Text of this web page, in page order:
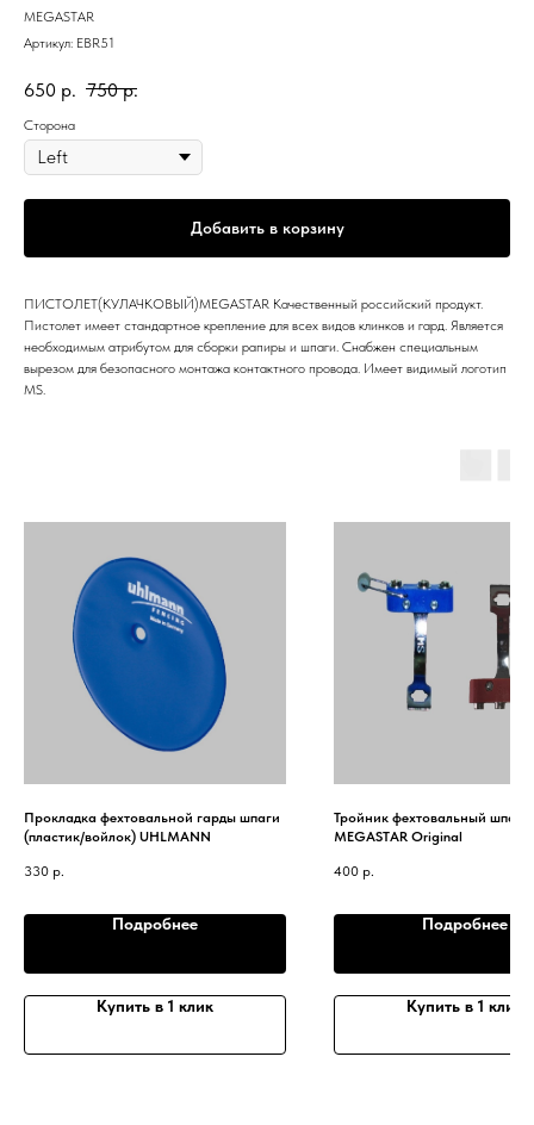
MEGASTAR
Артикул: EBR51
650 р. 750 р.
Сторона
Добавить в корзину
ПИСТОЛЕТ(КУЛАЧКОВЫЙ)MEGASTAR Качественный российский продукт.
Пистолет имеет стандартное крепление для всех видов клинков и гард. Является
необходимым атрибутом для сборки рапиры и шпаги. Снабжен специальным
вырезом для безопасного монтажа контактного провода. Имеет видимый логотип
MS.
Прокладка фехтовальной гарды шпаги
(пластик/войлок) UHLMANN
330 р.
Подробнее
Купить в 1 клик
Тройник фехтовальный
MEGASTAR Original
400 р.
Подробнее
Купить в 1 клик